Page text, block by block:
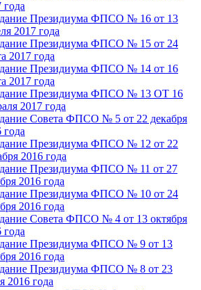
года
Президиума ФПСО № 16 от 13
2017 года
Президиума ФПСО № 15 от 24
2017 года
Президиума ФПСО № 14 от 16
2017 года
Президиума ФПСО № 13 ОТ 16
2017 года
Совета ФПСО № 5 от 22 декабря
года
Президиума ФПСО № 12 от 22
2016 года
Президиума ФПСО № 11 от 27
2016 года
Президиума ФПСО № 10 от 24
2016 года
Совета ФПСО № 4 от 13 октября
года
Президиума ФПСО № 9 от 13
2016 года
Президиума ФПСО № 8 от 23
2016 года